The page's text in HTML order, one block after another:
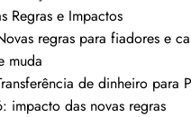
Regras e Impactos
regras para fiadores e
muda
de dinheiro para
impacto das novas regras